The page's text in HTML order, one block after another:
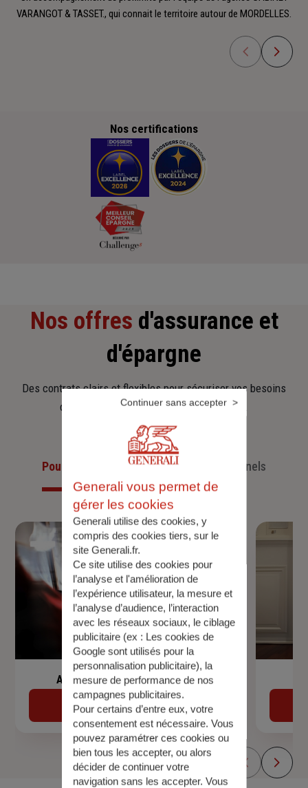
VARANGOT & TASSET., qui connait le territoire autour de MORDELLES.
Nos certifications
Nos offres d'assurance et
d'épargne
Des contrats clairs et flexibles pour sécuriser vos besoins
d’aujourd’hui et anticiper ceux de demain.
Pour les particuliersPour les professionnels
Assurance de prêt immobilier
Découvrir
Generali vous permet de
gérer les cookies
Generali utilise des cookies, y
compris des cookies tiers, sur le
site Generali.fr.
Ce site utilise des cookies pour
l’analyse et l'amélioration de
l’expérience utilisateur, la mesure et
l’analyse d’audience, l’interaction
avec les réseaux sociaux, le ciblage
publicitaire (ex : Les cookies de
Google sont utilisés pour la
personnalisation publicitaire), la
mesure de performance de nos
campagnes publicitaires.
Pour certains d’entre eux, votre
consentement est nécessaire. Vous
pouvez paramétrer ces cookies ou
bien tous les accepter, ou alors
décider de continuer votre
navigation sans les accepter. Vous
Continuer sans accepter